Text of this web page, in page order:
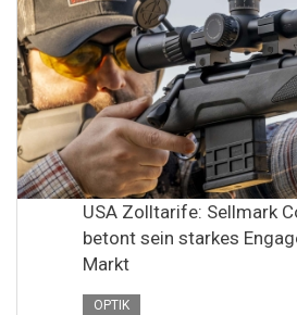
USA Zolltarife: Sellmark
betont sein starkes
Markt
OPTIK